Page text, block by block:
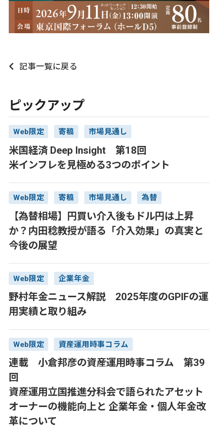
記事一覧に戻る
ピックアップ
Web限定 寄稿 市場見通し
米国経済 Deep Insight 第18回
米インフレを見極める3つのポイント
Web限定 寄稿 市場見通し 為替
【為替相場】円買い介入後もドル円は上昇
か？内田稔教授が語る「介入効果」の真実と
今後の展望
Web限定 企業年金
野村年金ニュース解説 2025年度のGPIFの運
用実績と取り組み
Web限定 資産運用時事コラム
連載 小倉邦彦の資産運用時事コラム 第39
回
資産運用立国推進分科会で語られたアセット
オーナーの機能向上と 企業年金・個人年金改
革について